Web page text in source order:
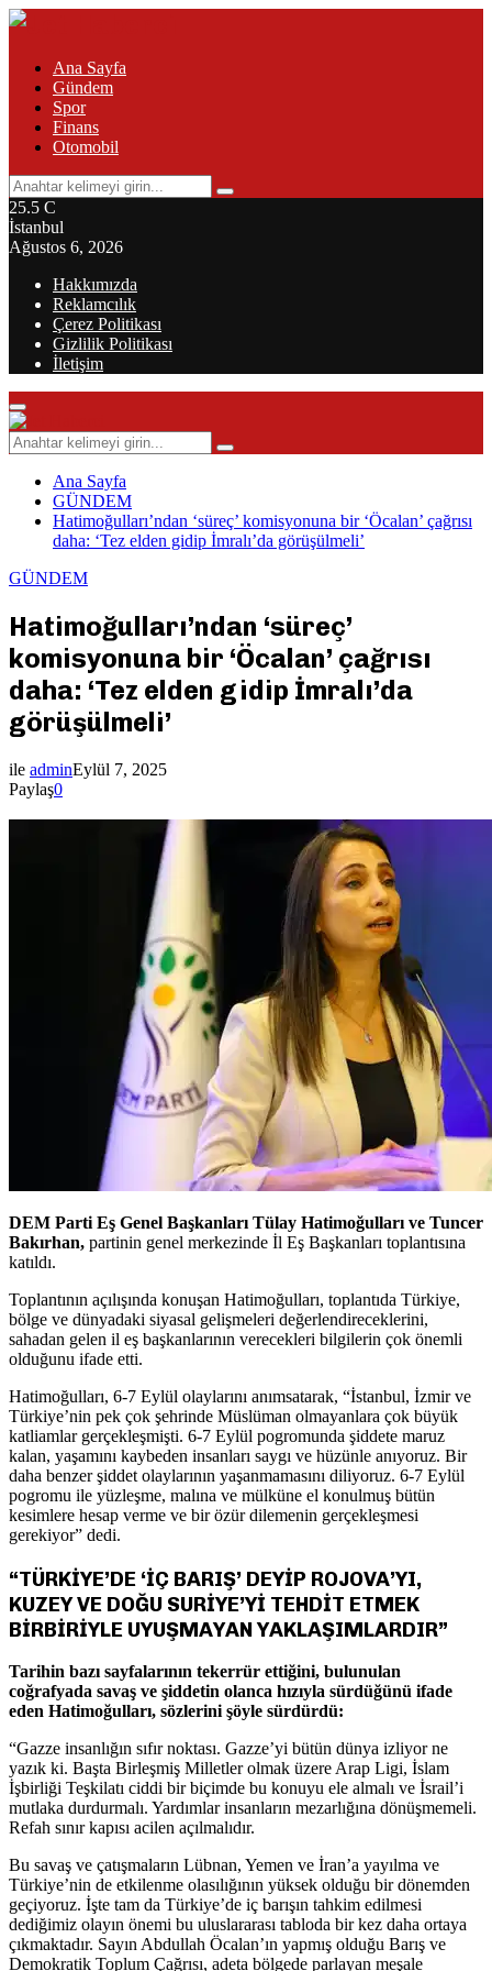
Ana Sayfa
Gündem
Spor
Finans
Otomobil
Search
for:
Search
25.5 C
İstanbul
Ağustos 6, 2026
Hakkımızda
Reklamcılık
Çerez Politikası
Gizlilik Politikası
İletişim
Primary
Menu
Search
for:
Search
Ana Sayfa
GÜNDEM
Hatimoğulları’ndan ‘süreç’ komisyonuna bir ‘Öcalan’ çağrısı
daha: ‘Tez elden gidip İmralı’da görüşülmeli’
GÜNDEM
Hatimoğulları’ndan ‘süreç’
komisyonuna bir ‘Öcalan’ çağrısı
daha: ‘Tez elden gidip İmralı’da
görüşülmeli’
ile adminEylül 7, 2025
Paylaş0
DEM Parti Eş Genel Başkanları Tülay Hatimoğulları ve Tuncer
Bakırhan, partinin genel merkezinde İl Eş Başkanları toplantısına
katıldı.
Toplantının açılışında konuşan Hatimoğulları, toplantıda Türkiye,
bölge ve dünyadaki siyasal gelişmeleri değerlendireceklerini,
sahadan gelen il eş başkanlarının verecekleri bilgilerin çok önemli
olduğunu ifade etti.
Hatimoğulları, 6-7 Eylül olaylarını anımsatarak, “İstanbul, İzmir ve
Türkiye’nin pek çok şehrinde Müslüman olmayanlara çok büyük
katliamlar gerçekleşmişti. 6-7 Eylül pogromunda şiddete maruz
kalan, yaşamını kaybeden insanları saygı ve hüzünle anıyoruz. Bir
daha benzer şiddet olaylarının yaşanmamasını diliyoruz. 6-7 Eylül
pogromu ile yüzleşme, malına ve mülküne el konulmuş bütün
kesimlere hesap verme ve bir özür dilemenin gerçekleşmesi
gerekiyor” dedi.
“TÜRKİYE’DE ‘İÇ BARIŞ’ DEYİP ROJOVA’YI,
KUZEY VE DOĞU SURİYE’Yİ TEHDİT ETMEK
BİRBİRİYLE UYUŞMAYAN YAKLAŞIMLARDIR”
Tarihin bazı sayfalarının tekerrür ettiğini, bulunulan
coğrafyada savaş ve şiddetin olanca hızıyla sürdüğünü ifade
eden Hatimoğulları, sözlerini şöyle sürdürdü:
“Gazze insanlığın sıfır noktası. Gazze’yi bütün dünya izliyor ne
yazık ki. Başta Birleşmiş Milletler olmak üzere Arap Ligi, İslam
İşbirliği Teşkilatı ciddi bir biçimde bu konuyu ele almalı ve İsrail’i
mutlaka durdurmalı. Yardımlar insanların mezarlığına dönüşmemeli.
Refah sınır kapısı acilen açılmalıdır.
Bu savaş ve çatışmaların Lübnan, Yemen ve İran’a yayılma ve
Türkiye’nin de etkilenme olasılığının yüksek olduğu bir dönemden
geçiyoruz. İşte tam da Türkiye’de iç barışın tahkim edilmesi
dediğimiz olayın önemi bu uluslararası tabloda bir kez daha ortaya
çıkmaktadır. Sayın Abdullah Öcalan’ın yapmış olduğu Barış ve
Demokratik Toplum Çağrısı, adeta bölgede parlayan meşale